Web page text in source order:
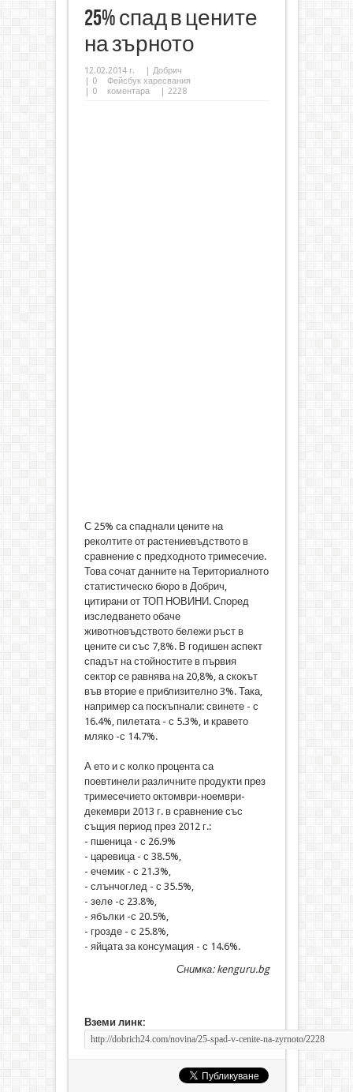
25% спад в цените
на зърното
12.02.2014 г. | Добрич
| 0
Фейсбук харесвания
| 0 коментара | 2228
С 25% са спаднали цените на
реколтите от растениевъдството в
сравнение с предходното тримесечие.
Това сочат данните на Териториалното
статистическо бюро в Добрич,
цитирани от ТОП НОВИНИ. Според
изследването обаче
животновъдството бележи ръст в
цените си със 7,8%. В годишен аспект
спадът на стойностите в първия
сектор се равнява на 20,8%, а скокът
във вторие е приблизително 3%. Така,
например са поскъпнали: свинете - с
16.4%, пилетата - с 5.3%, и кравето
мляко -с 14.7%.
А ето и с колко процента са
поевтинели различните продукти през
тримесечието октомври-ноември-
декември 2013 г. в сравнение със
същия период през 2012 г.:
- пшеница - с 26.9%
- царевица - с 38.5%,
- ечемик - с 21.3%,
- слънчоглед - с 35.5%,
- зеле -с 23.8%,
- ябълки -с 20.5%,
- грозде - с 25.8%,
- яйцата за консумация - с 14.6%.
Снимка: kenguru.bg
Вземи линк: